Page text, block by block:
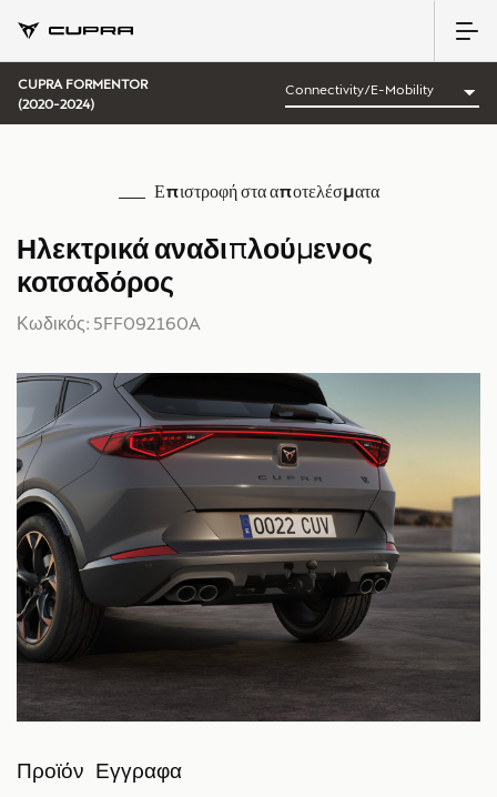
CUPRA FORMENTOR
(2020-2024)
Επιστροφή στα αποτελέσματα
Ηλεκτρικά αναδιπλούμενος
κοτσαδόρος
Κωδικός: 5FF092160A
Προϊόν Εγγραφα